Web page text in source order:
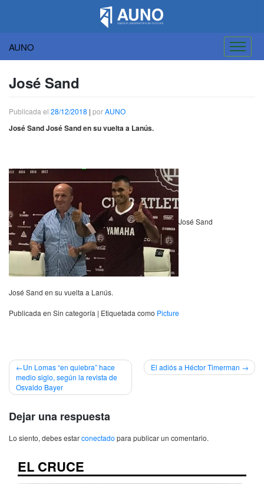
AUNO
contenido
José Sand
Publicada el 28/12/2018 | porAUNO
José Sand José Sand en su vuelta a Lanús.
José Sand
José Sand en su vuelta a Lanús.
Publicada en Sin categoría | Etiquetada como Picture
Navegación
de
Un Lomas “en quiebra” hace
medio siglo, según la revista de
Osvaldo Bayer
El adiós a Héctor Timerman
Dejar una respuesta
Lo siento, debes estarconectado para publicar un comentario.
EL CRUCE